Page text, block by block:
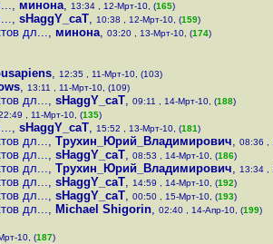
, минона, 13:34 , 12-Мрт-10, (165)
, sHaggY_caT, 10:38 , 12-Мрт-10, (159)
дл..., минона, 03:20 , 13-Мрт-10, (174)
, 12:35 , 11-Мрт-10, (103)
, 13:11 , 11-Мрт-10, (109)
дл..., sHaggY_caT, 09:11 , 14-Мрт-10, (188)
, 11-Мрт-10, (135)
, sHaggY_caT, 15:52 , 13-Мрт-10, (181)
дл..., Трухин_Юрий_Владимирович, 08:36 ,
дл..., sHaggY_caT, 08:53 , 14-Мрт-10, (186)
дл..., Трухин_Юрий_Владимирович, 13:34 ,
дл..., sHaggY_caT, 14:59 , 14-Мрт-10, (192)
дл..., sHaggY_caT, 00:50 , 15-Мрт-10, (193)
дл..., Michael Shigorin, 02:40 , 14-Апр-10, (199)
10, (187)